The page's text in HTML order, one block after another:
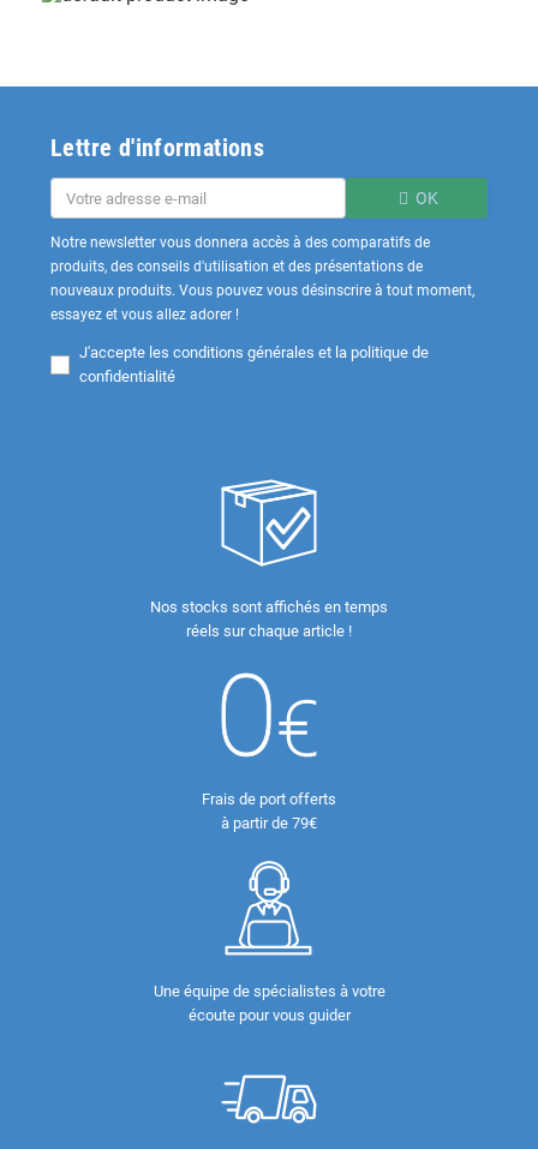
Lettre d'informations
OK
Notre newsletter vous donnera accès à des comparatifs de
produits, des conseils d'utilisation et des présentations de
nouveaux produits. Vous pouvez vous désinscrire à tout moment,
essayez et vous allez adorer !
J'accepte les conditions générales et la politique de
confidentialité
Nos stocks sont affichés en temps
réels sur chaque article !
Frais de port offerts
à partir de 79€
Une équipe de spécialistes à votre
écoute pour vous guider